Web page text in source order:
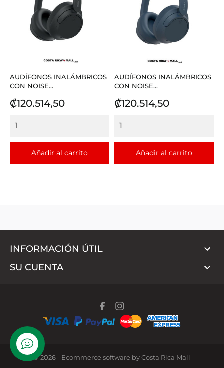
AUDÍFONOS INALÁMBRICOS
CON NOISE...
Precio
₡120.514,50
Añadir al carrito
AUDÍFONOS INALÁMBRICOS
CON NOISE...
Precio
₡120.514,50
Añadir al carrito
INFORMACIÓN ÚTIL 
SU CUENTA 
© 2026 - Ecommerce software by Costa Rica Mall
WhatsApp